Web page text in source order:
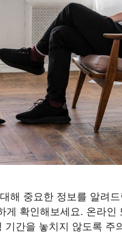
해 중요한 정보를 알려
확인해보세요. 온라인
간을 놓치지 않도록 주